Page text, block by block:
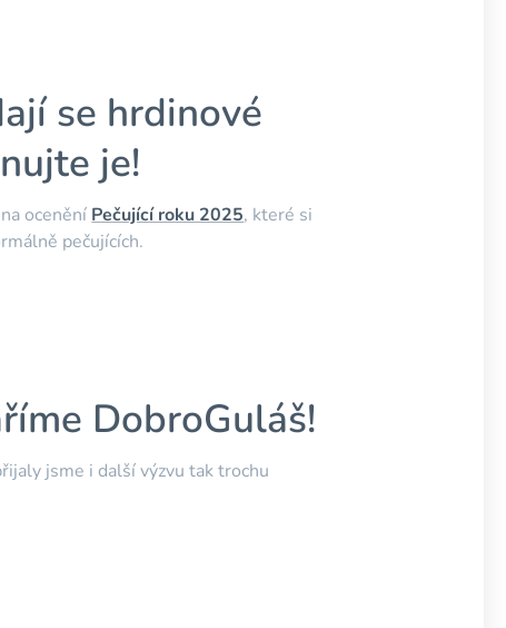
se hrdinové
je!
ocenění Pečující roku 2025, které si
pečujících.
DobroGuláš!
jsme i další výzvu tak trochu